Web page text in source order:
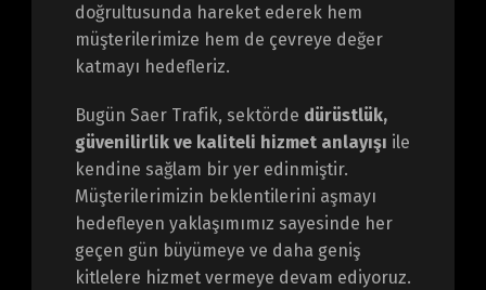
doğrultusunda hareket ederek hem
müşterilerimize hem de çevreye değer
katmayı hedefleriz.
Bugün Saer Trafik, sektörde dürüstlük,
güvenilirlik ve kaliteli hizmet anlayışı ile
kendine sağlam bir yer edinmiştir.
Müşterilerimizin beklentilerini aşmayı
hedefleyen yaklaşımımız sayesinde her
geçen gün büyümeye ve daha geniş
kitlelere hizmet vermeye devam ediyoruz.